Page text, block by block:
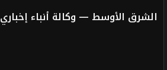
الشرق الأوسط — وكالة أنباء إخباري